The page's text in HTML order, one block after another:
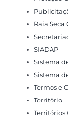
Raia Seca
SIADAP
Sistema
Sistema
Termos e
Território
Territórios